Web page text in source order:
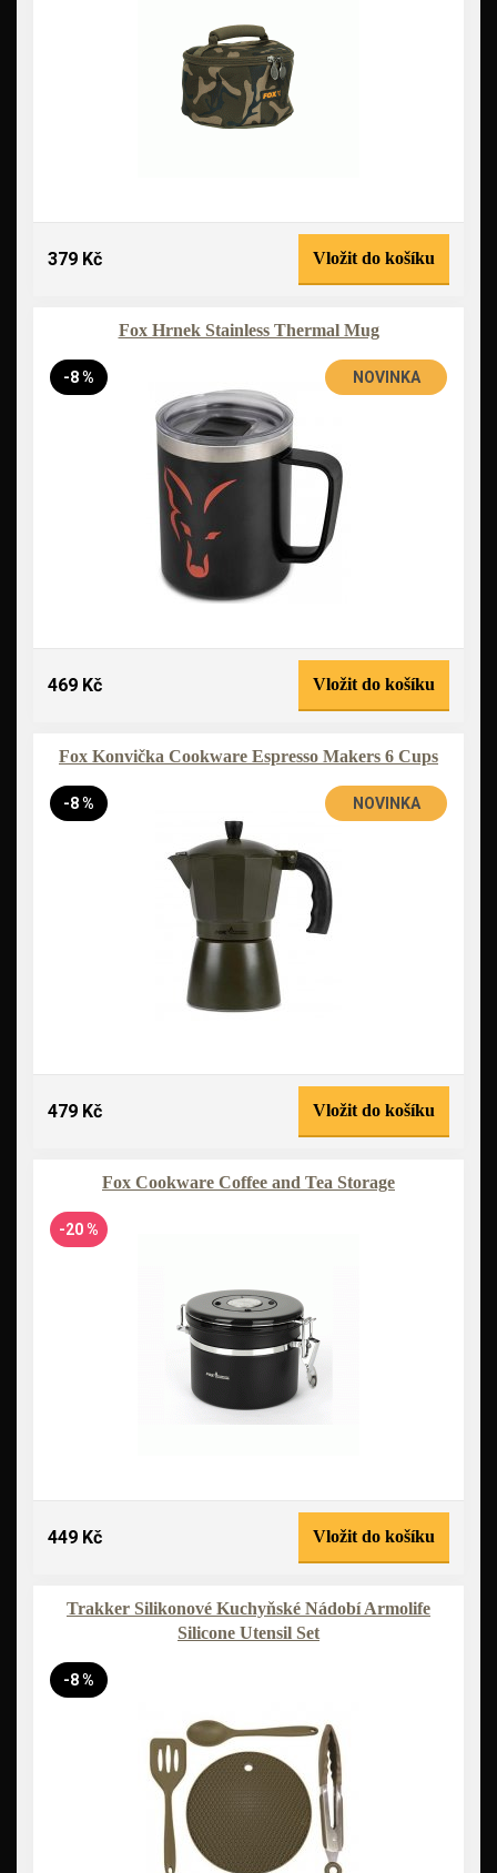
379 Kč Vložit do košíku
Fox Hrnek Stainless Thermal Mug
-8 % NOVINKA
469 Kč Vložit do košíku
Fox Konvička Cookware Espresso Makers 6 Cups
-8 % NOVINKA
479 Kč Vložit do košíku
Fox Cookware Coffee and Tea Storage
-20 %
449 Kč Vložit do košíku
Trakker Silikonové Kuchyňské Nádobí Armolife
Silicone Utensil Set
-8 %